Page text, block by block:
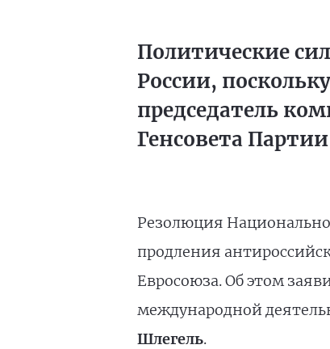
Политические
России,
председатель
Генсовета Партии
Резолюция
продления
Евросоюза. Об этом
международной
Шлегель.